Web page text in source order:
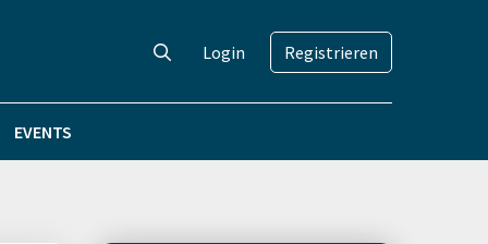
Login Registrieren
EVENTS